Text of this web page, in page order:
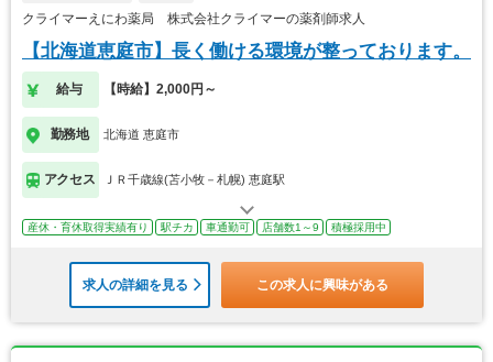
クライマーえにわ薬局 株式会社クライマーの薬剤師求人
【北海道恵庭市】長く働ける環境が整っております。
給与 【時給】2,000円～
勤務地 北海道 恵庭市
アクセス ＪＲ千歳線(苫小牧－札幌) 恵庭駅
産休・育休取得実績有り 駅チカ 車通勤可 店舗数1～9 積極採用中
求人の詳細を見る この求人に興味がある